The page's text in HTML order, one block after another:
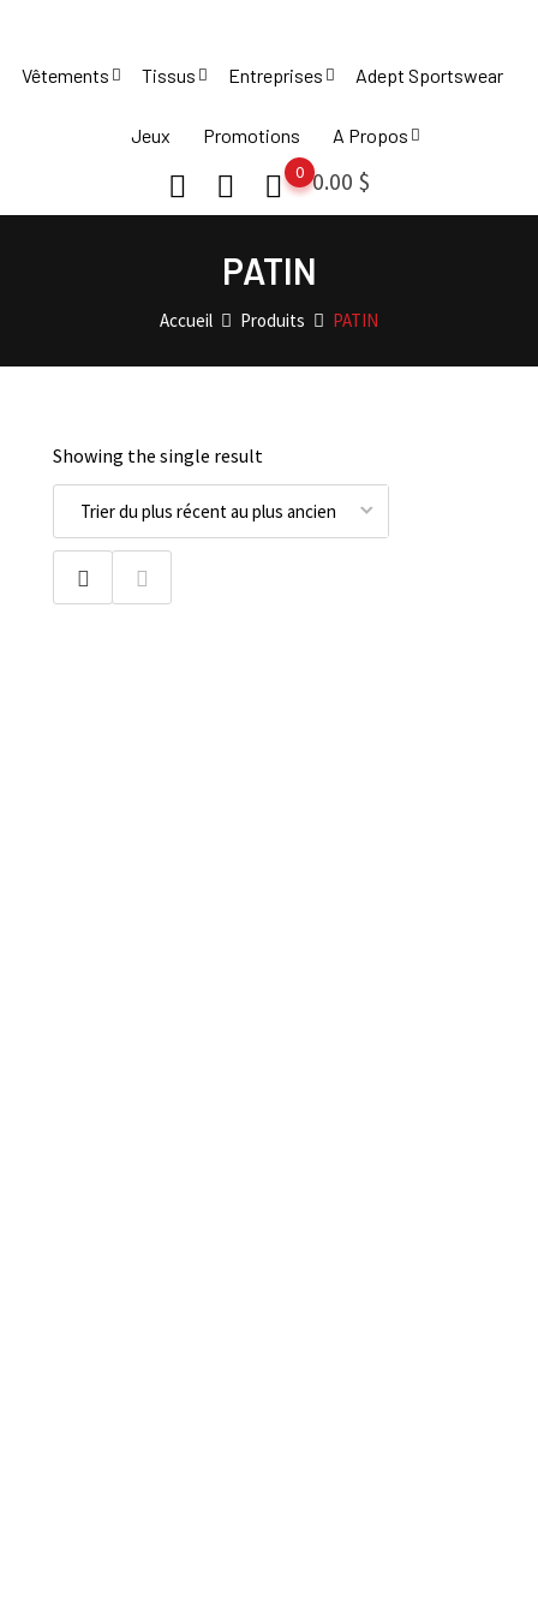
content
Vêtements Tissus Entreprises Adept Sportswear
Jeux Promotions A Propos
0.00 $
0
PATIN
Accueil Produits PATIN
Showing the single result